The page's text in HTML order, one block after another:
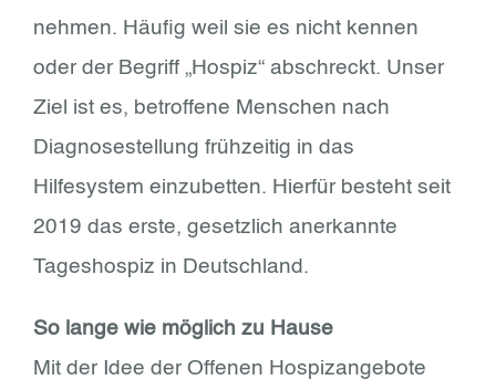
nehmen. Häufig weil sie es nicht kennen
oder der Begriff „Hospiz“ abschreckt. Unser
Ziel ist es, betroffene Menschen nach
Diagnosestellung frühzeitig in das
Hilfesystem einzubetten. Hierfür besteht seit
2019 das erste, gesetzlich anerkannte
Tageshospiz in Deutschland.
So lange wie möglich zu Hause
Mit der Idee der Offenen Hospizangebote